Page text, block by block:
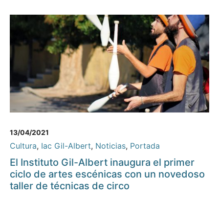
13/04/2021
Cultura, Iac Gil-Albert, Noticias, Portada
El Instituto Gil-Albert inaugura el primer
ciclo de artes escénicas con un novedoso
taller de técnicas de circo